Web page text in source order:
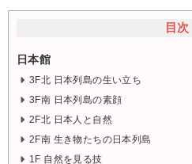
目次
日本館
3F北 日本列島の生い立ち
3F南 日本列島の素顔
2F北 日本人と自然
2F南 生き物たちの日本列島
1F 自然を見る技